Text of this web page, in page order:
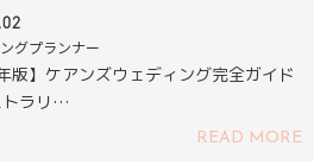
グプランナー
版】ケアンズウェディング完全ガイド
トラリ…
READ MORE